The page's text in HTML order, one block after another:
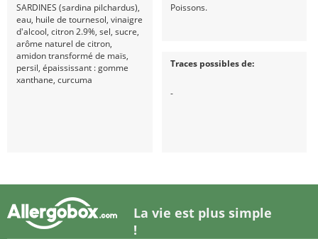
SARDINES (sardina pilchardus),
eau, huile de tournesol, vinaigre
d'alcool, citron 2.9%, sel, sucre,
arôme naturel de citron,
amidon transformé de maïs,
persil, épaississant : gomme
xanthane, curcuma
Poissons.
Traces possibles de:
-
La vie est plus simple
!